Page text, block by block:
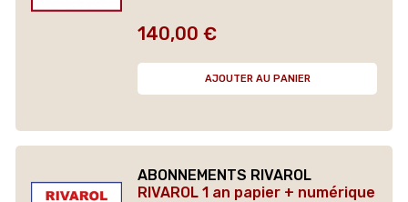
Prix
140,00 €
AJOUTER AU PANIER
ABONNEMENTS RIVAROL
RIVAROL 1 an papier + numérique